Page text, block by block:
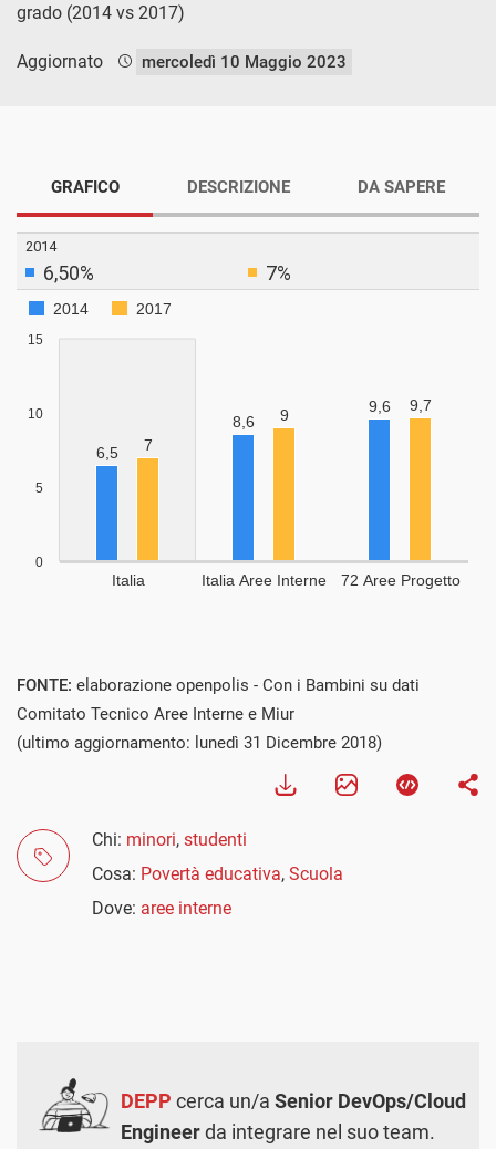
grado (2014 vs 2017)
Aggiornato mercoledì 10 Maggio 2023
GRAFICO DESCRIZIONE DA SAPERE
FONTE: elaborazione openpolis - Con i Bambini su dati
Comitato Tecnico Aree Interne e Miur
(ultimo aggiornamento: lunedì 31 Dicembre 2018)
Chi: minori, studenti
Cosa: Povertà educativa, Scuola
Dove: aree interne
DEPP cerca un/a Senior DevOps/Cloud
Engineerda integrare nel suo team.